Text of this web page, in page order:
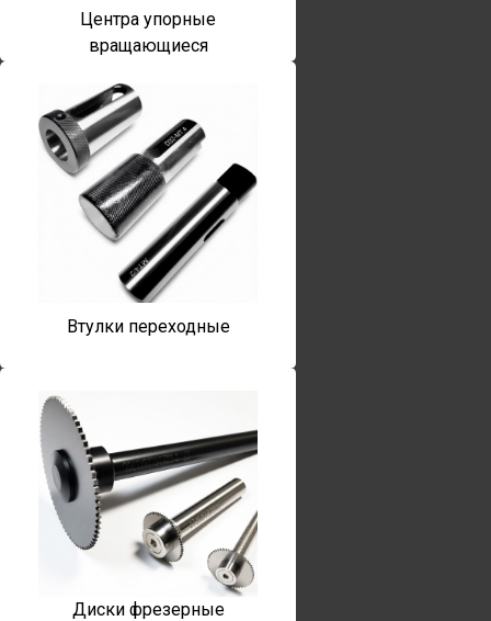
Центра упорные
вращающиеся
Втулки переходные
Диски фрезерные